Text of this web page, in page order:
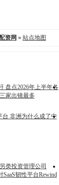
资网 » 站点地图
盘点2026年上半年各
家出镜最多
台 非洲为什么成了中
类投资管理公司
韧性平台Rewind